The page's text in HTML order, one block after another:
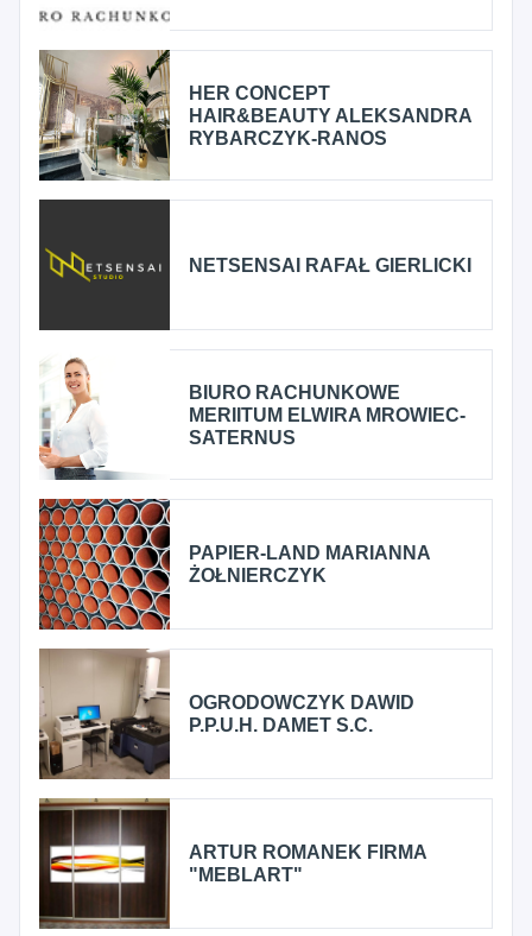
HER CONCEPT
HAIR&BEAUTY ALEKSANDRA
RYBARCZYK-RANOS
NETSENSAI RAFAŁ GIERLICKI
BIURO RACHUNKOWE
MERIITUM ELWIRA MROWIEC-
SATERNUS
PAPIER-LAND MARIANNA
ŻOŁNIERCZYK
OGRODOWCZYK DAWID
P.P.U.H. DAMET S.C.
ARTUR ROMANEK FIRMA
"MEBLART"